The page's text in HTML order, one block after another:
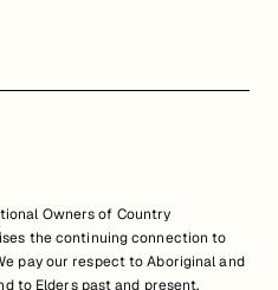
Owners of Country
the continuing connection to
pay our respect to Aboriginal and
to Elders past and present.